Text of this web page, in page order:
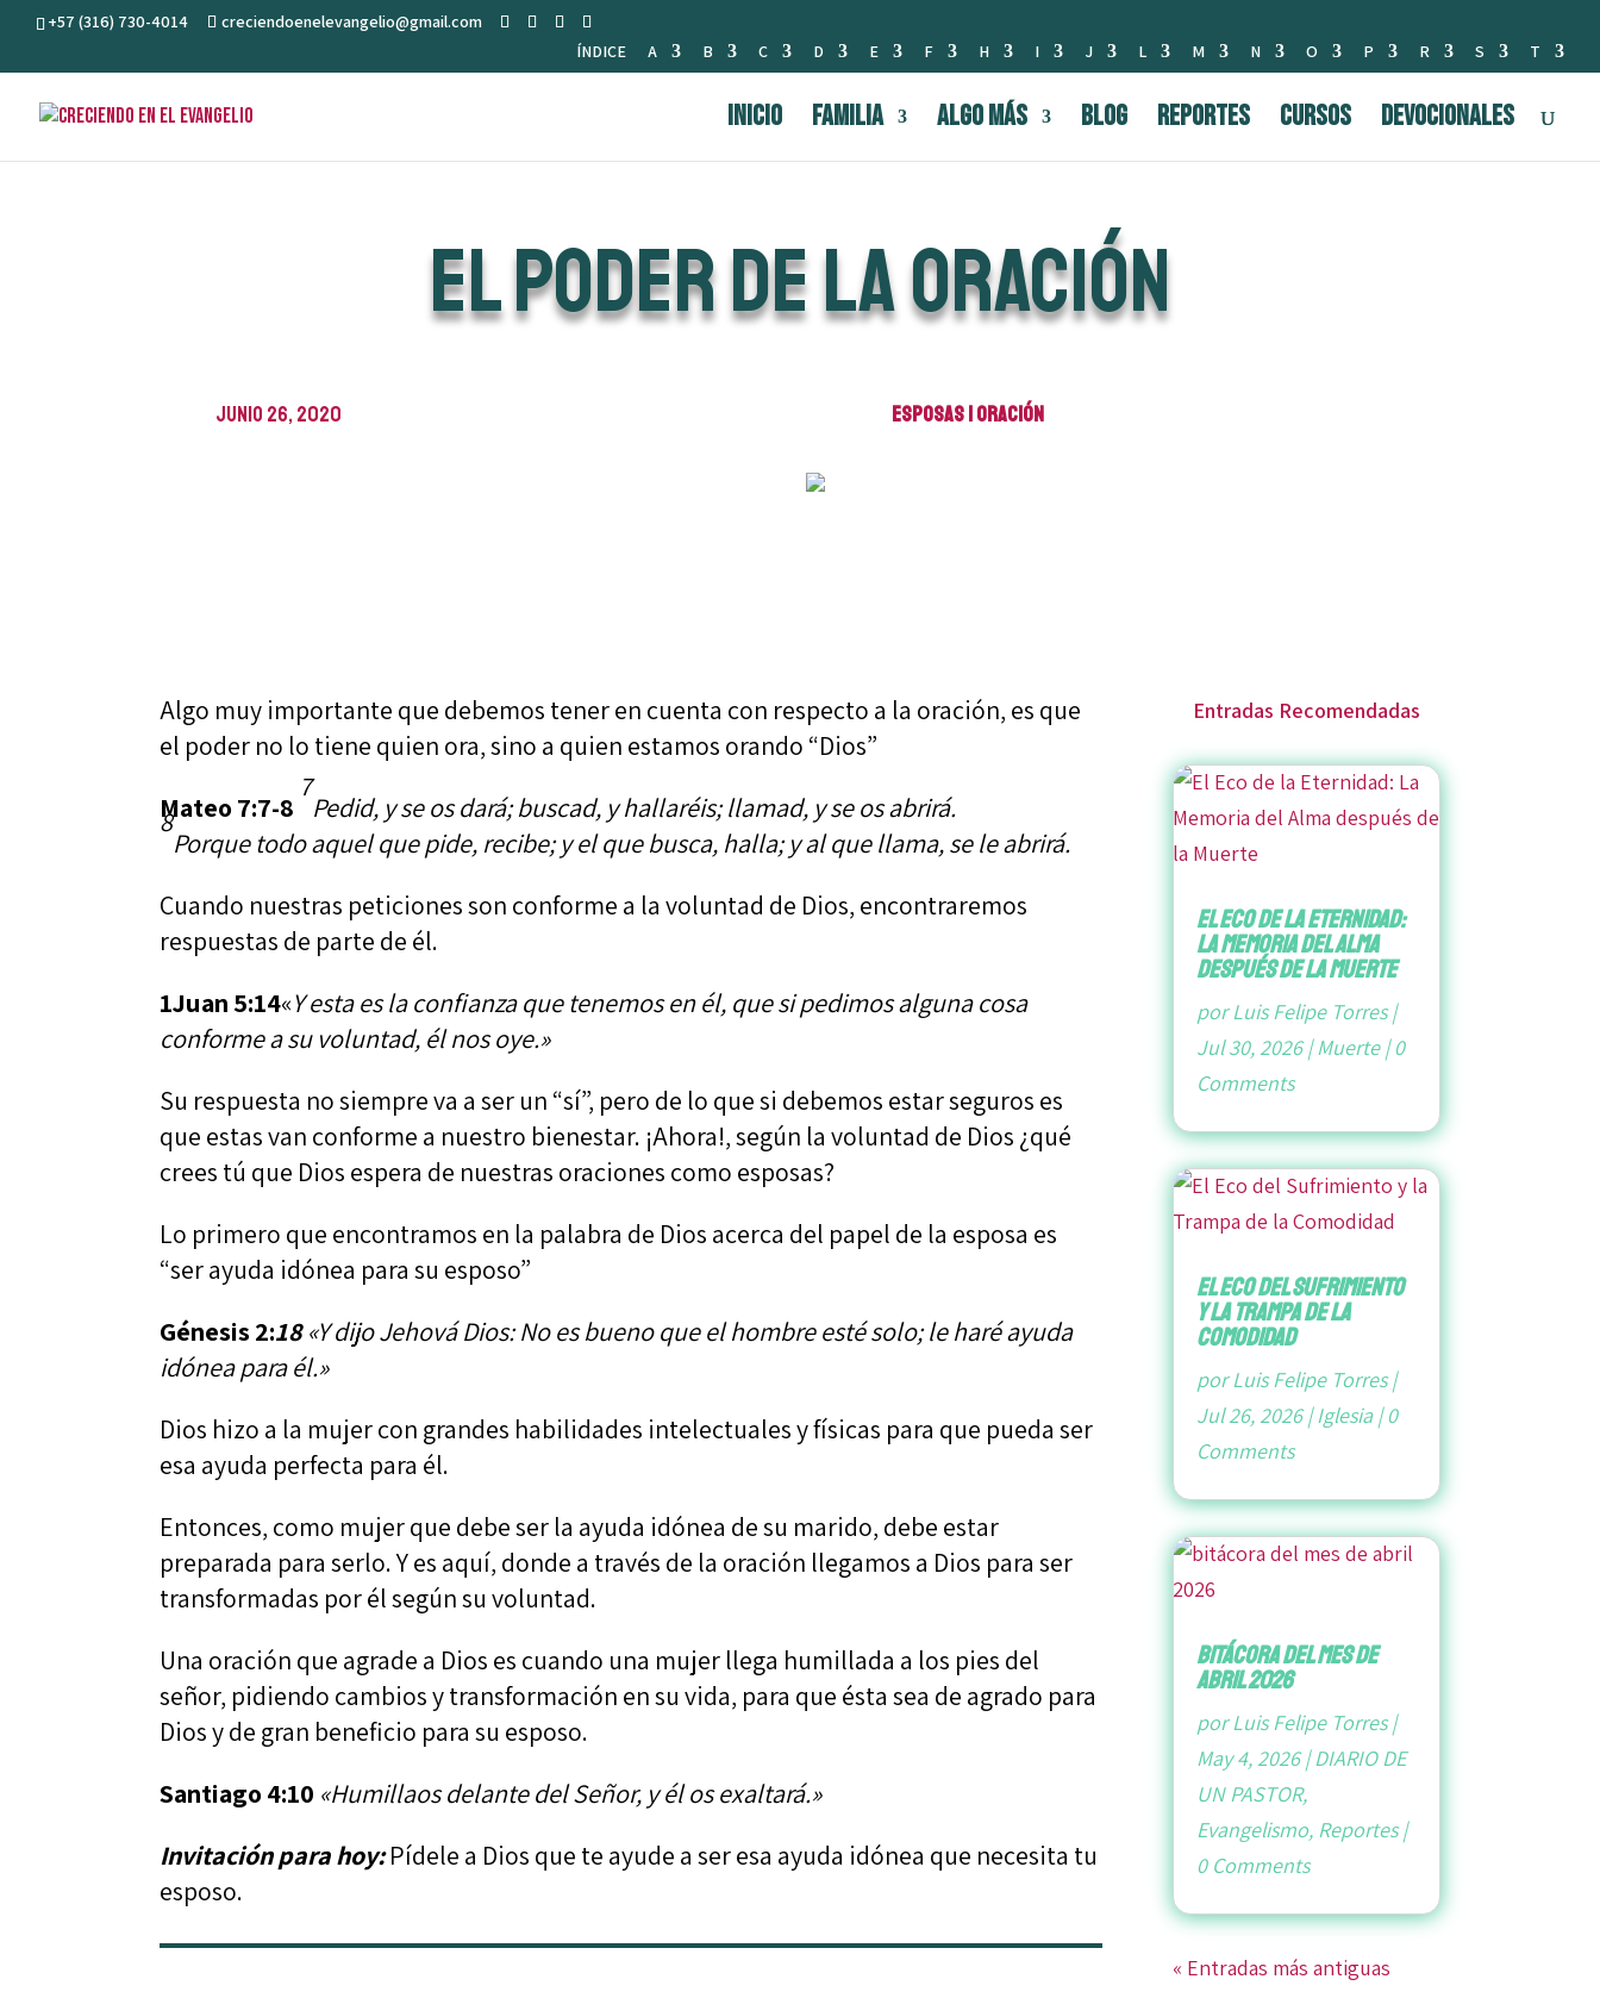
+57 (316) 730-4014
creciendoenelevangelio@gmail.com
ÍNDICE
A B C D E F H I J L M N O P R S T
INICIO FAMILIA Algo Más BLOG Reportes Cursos Devocionales
El poder de la oración
junio 26, 2020 Esposas|Oración
Algo muy importante que debemos tener en cuenta con respecto a la oración, es que
el poder no lo tiene quien ora, sino a quien estamos orando “Dios”
Mateo 7:7-8
7
Pedid, y se os dará; buscad, y hallaréis; llamad, y se os abrirá.
8
Porque todo aquel que pide, recibe; y el que busca, halla; y al que llama, se le abrirá.
Cuando nuestras peticiones son conforme a la voluntad de Dios, encontraremos
respuestas de parte de él.
1Juan 5:14«Y esta es la confianza que tenemos en él, que si pedimos alguna cosa
conforme a su voluntad, él nos oye.»
Su respuesta no siempre va a ser un “sí”, pero de lo que si debemos estar seguros es
que estas van conforme a nuestro bienestar. ¡Ahora!, según la voluntad de Dios ¿qué
crees tú que Dios espera de nuestras oraciones como esposas?
Lo primero que encontramos en la palabra de Dios acerca del papel de la esposa es
“ser ayuda idónea para su esposo”
Génesis 2:18«Y dijo Jehová Dios: No es bueno que el hombre esté solo; le haré ayuda
idónea para él.»
Dios hizo a la mujer con grandes habilidades intelectuales y físicas para que pueda ser
esa ayuda perfecta para él.
Entonces, como mujer que debe ser la ayuda idónea de su marido, debe estar
preparada para serlo. Y es aquí, donde a través de la oración llegamos a Dios para ser
transformadas por él según su voluntad.
Una oración que agrade a Dios es cuando una mujer llega humillada a los pies del
señor, pidiendo cambios y transformación en su vida, para que ésta sea de agrado para
Dios y de gran beneficio para su esposo.
Santiago 4:10 «Humillaos delante del Señor, y él os exaltará.»
Invitación para hoy:Pídele a Dios que te ayude a ser esa ayuda idónea que necesita tu
esposo.
Entradas Recomendadas
El Eco de la Eternidad:
La Memoria del Alma
después de la Muerte
porLuis Felipe Torres|
Jul 30, 2026|Muerte|0
Comments
El Eco del Sufrimiento
y la Trampa de la
Comodidad
porLuis Felipe Torres|
Jul 26, 2026|Iglesia|0
Comments
bitácora del mes de
abril 2026
porLuis Felipe Torres|
May 4, 2026|DIARIO DE
UN PASTOR,
Evangelismo, Reportes|
0 Comments
« Entradas más antiguas